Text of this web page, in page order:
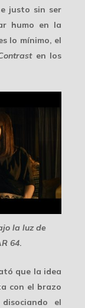
justo sin ser
humo en la
lo mínimo, el
en los
la luz de
64.
que la idea
con el brazo
el